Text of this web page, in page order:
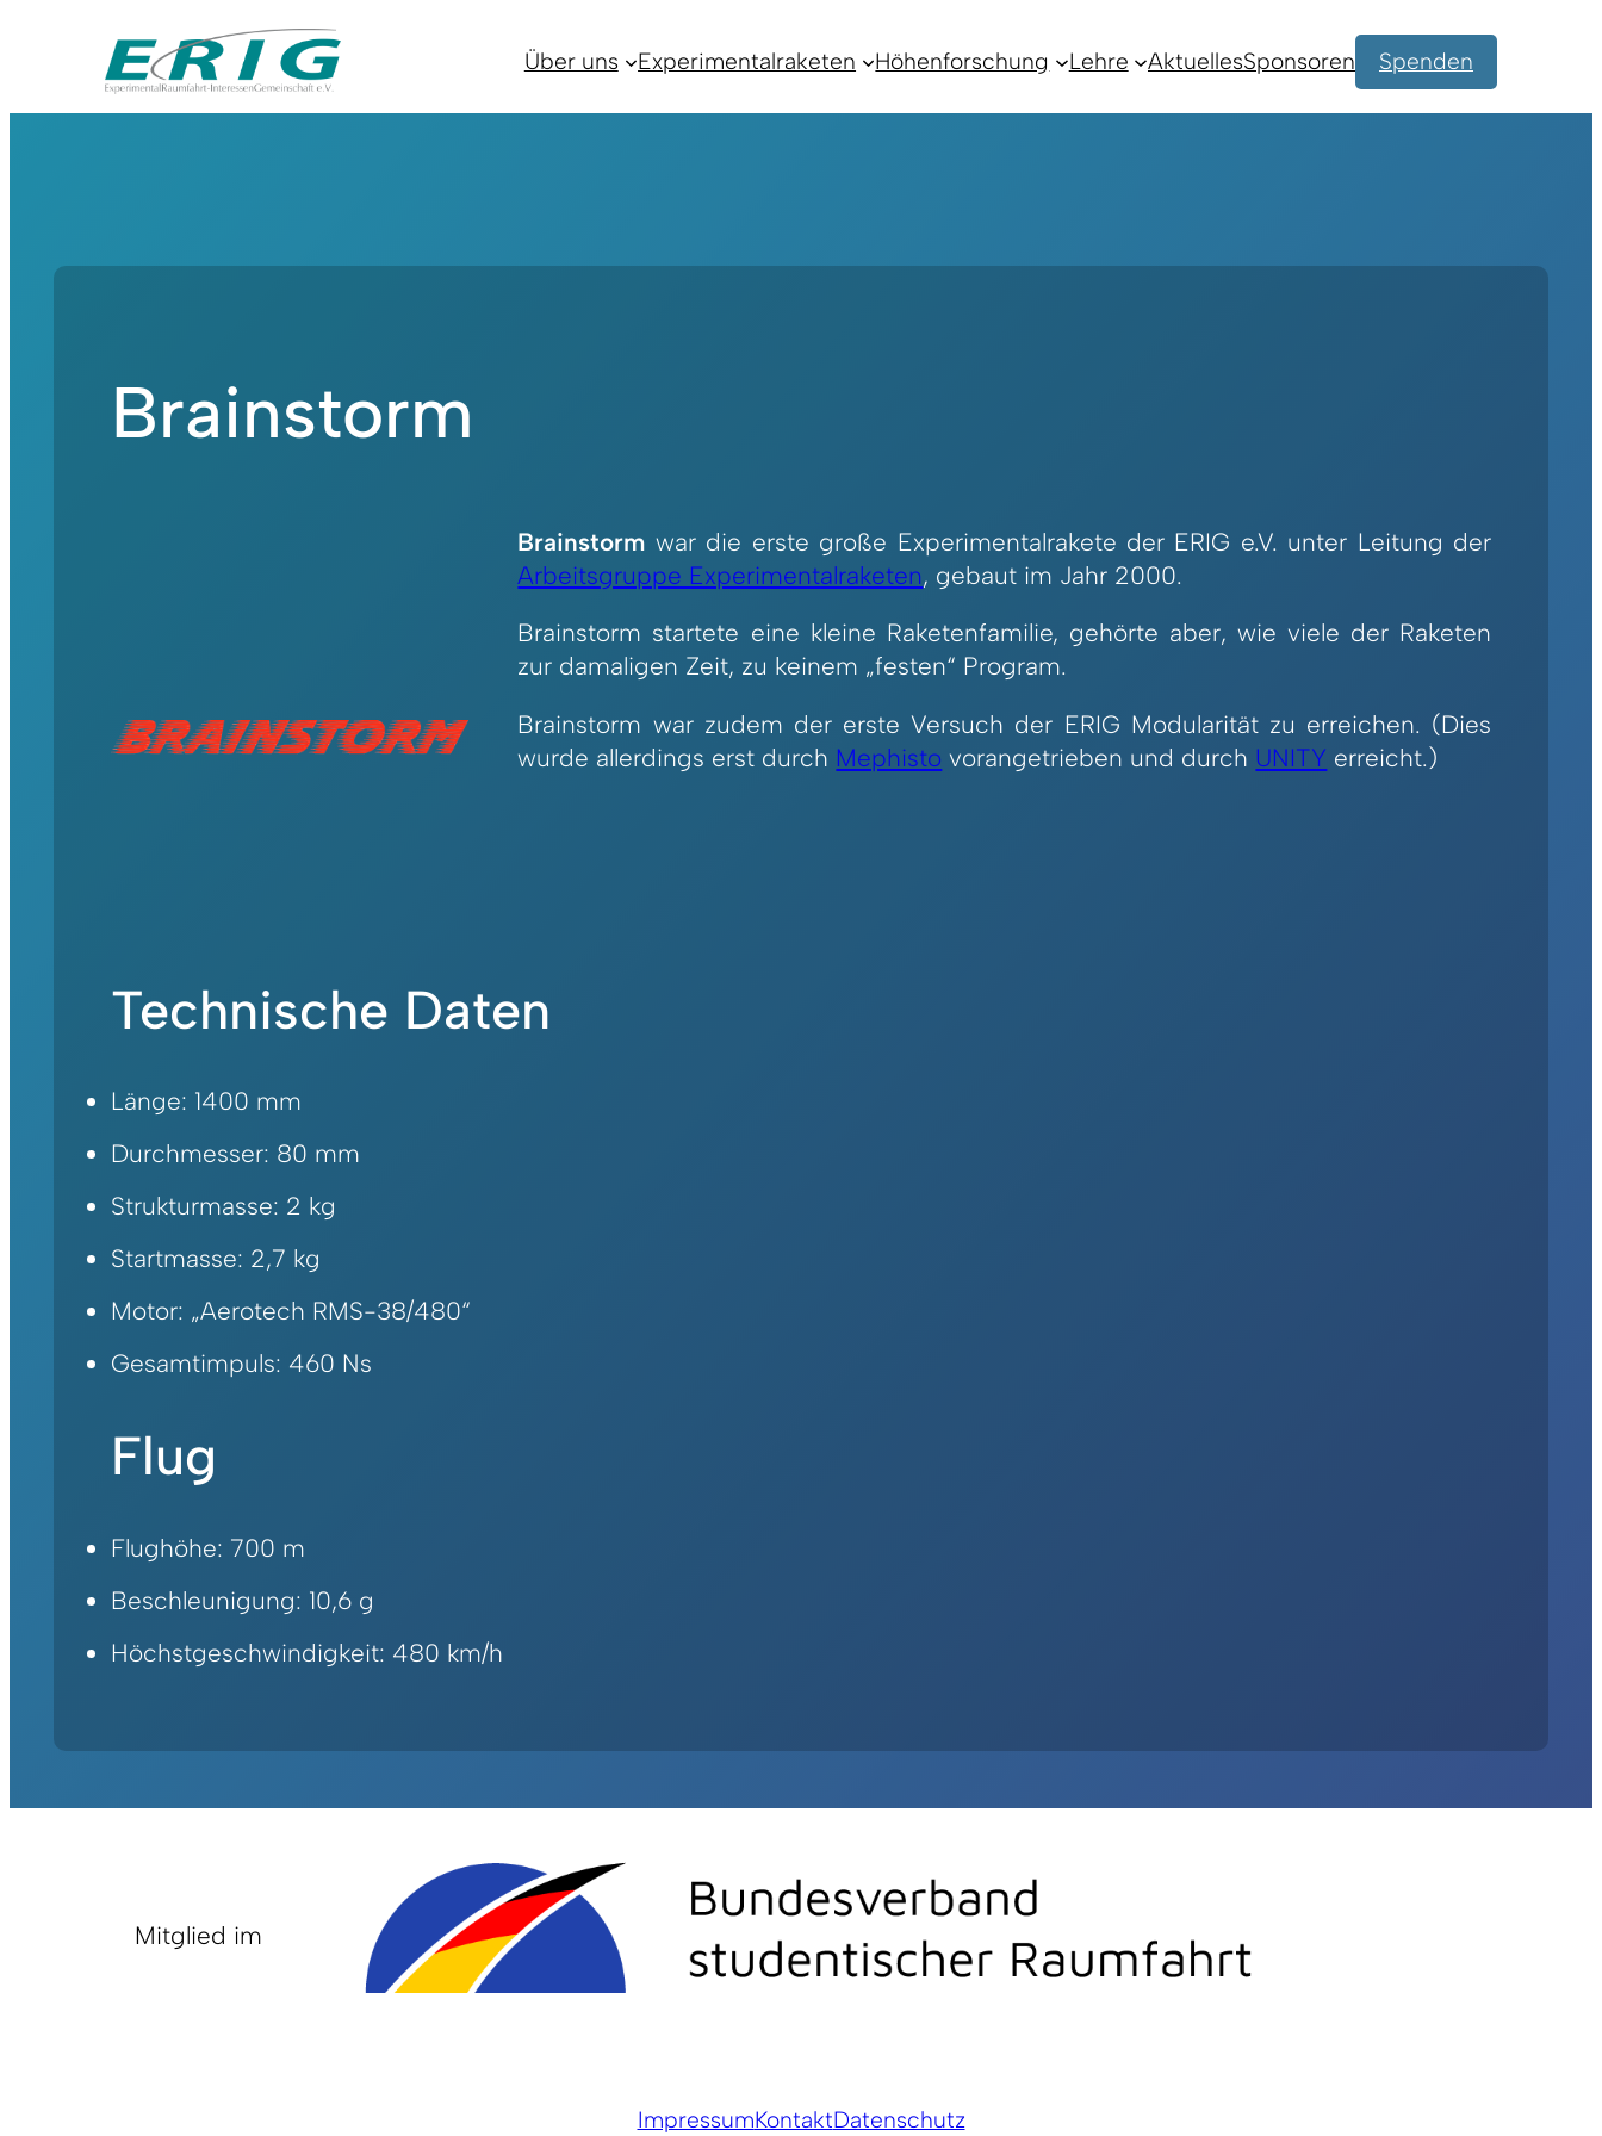
Über uns Experimentalraketen Höhenforschung Lehre AktuellesSponsoren Spenden
Brainstorm
Brainstorm war die erste große Experimentalrakete der ERIG e.V. unter Leitung der
Arbeitsgruppe Experimentalraketen, gebaut im Jahr 2000.
Brainstorm startete eine kleine Raketenfamilie, gehörte aber, wie viele der Raketen
zur damaligen Zeit, zu keinem „festen“ Program.
Brainstorm war zudem der erste Versuch der ERIG Modularität zu erreichen. (Dies
wurde allerdings erst durch Mephisto vorangetrieben und durch UNITY erreicht.)
Technische Daten
Länge: 1400 mm
Durchmesser: 80 mm
Strukturmasse: 2 kg
Startmasse: 2,7 kg
Motor: „Aerotech RMS-38/480“
Gesamtimpuls: 460 Ns
Flug
Flughöhe: 700 m
Beschleunigung: 10,6 g
Höchstgeschwindigkeit: 480 km/h
Mitglied im
ImpressumKontaktDatenschutz